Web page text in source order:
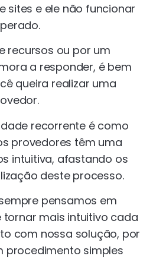
sites e ele não funcionar
recursos ou por um
a responder, é bem
queira realizar uma
recorrente é como
provedores têm uma
intuitiva, afastando os
deste processo.
pensamos em
mais intuitivo cada
com nossa solução, por
procedimento simples